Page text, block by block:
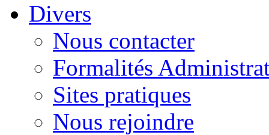
Divers
Nous contacter
Formalités
Sites pratiques
Nous rejoindre